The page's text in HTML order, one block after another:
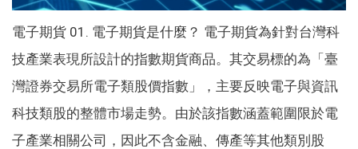
電子期貨 01. 電子期貨是什麼？ 電子期貨為針對台灣科
技產業表現所設計的指數期貨商品。其交易標的為「臺
灣證券交易所電子類股價指數」，主要反映電子與資訊
科技類股的整體市場走勢。由於該指數涵蓋範圍限於電
子產業相關公司，因此不含金融、傳產等其他類別股